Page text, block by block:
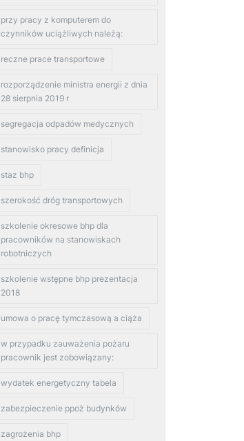
przy pracy z komputerem do
czynników uciążliwych należą:
reczne prace transportowe
rozporządzenie ministra energii z dnia
28 sierpnia 2019 r
segregacja odpadów medycznych
stanowisko pracy definicja
staz bhp
szerokość dróg transportowych
szkolenie okresowe bhp dla
pracowników na stanowiskach
robotniczych
szkolenie wstępne bhp prezentacja
2018
umowa o pracę tymczasową a ciąża
w przypadku zauważenia pożaru
pracownik jest zobowiązany:
wydatek energetyczny tabela
zabezpieczenie ppoż budynków
zagrożenia bhp